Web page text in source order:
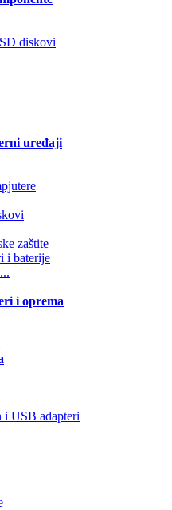
diskovi
uređaji
zaštite
i baterije
i oprema
USB adapteri